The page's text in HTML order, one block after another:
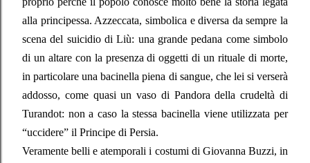
alla principessa. Azzeccata, simbolica e diversa da sempre la
scena del suicidio di Liù: una grande pedana come simbolo
di un altare con la presenza di oggetti di un rituale di morte,
in particolare una bacinella piena di sangue, che lei si verserà
addosso, come quasi un vaso di Pandora della crudeltà di
Turandot: non a caso la stessa bacinella viene utilizzata per
“uccidere” il Principe di Persia.
Veramente belli e atemporali i costumi di Giovanna Buzzi, in